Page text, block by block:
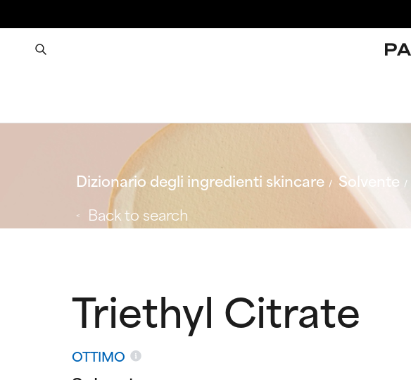
Dizionario degli ingredienti skincare Solvente
Back to search
Triethyl Citrate
OTTIMO